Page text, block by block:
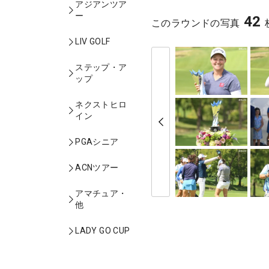
アジアンツア
ー
LIV GOLF
ステップ・ア
ップ
ネクストヒロ
イン
PGAシニア
ACNツアー
アマチュア・
他
LADY GO CUP
このラウンドの写真 42